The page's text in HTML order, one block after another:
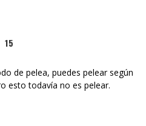
15
de pelea, puedes pelear según
esto todavía no es pelear.